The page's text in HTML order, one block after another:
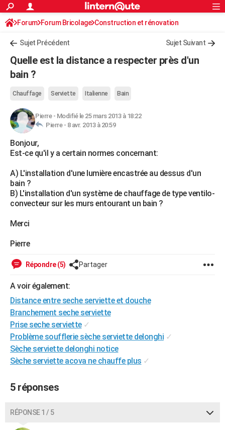
ACTUALITÉS
Politique
Société
Faits Divers
Education
Monde
Villes
+
Programme TV
TNTStreaming
Cinéma
Sorties cinéma
Musique
+FINANCE
Retraite
Impôts
Epargne
Immobilier
Risques naturels par ville
Banque
Assurance
Crédit
AUTO
Essais
Réserver un essai
Citadines
Berlines
SUV
Forum auto
HIGH-TECH
Mobiles
Meilleur smartphone
Internet
Ordinateurs
Jeux vidéo
Guide high-tech
BRICOLAGE
Forum
Aménagement intérieur
Extérieur
Cuisine
Salle de bains
Jardinage
Rangement
WEEK-END
Guides de France
Escapades
Patrimoine
Expositions
Musées
Week-end nature
+LIFESTYLE
Art de vivre
Bien-être
Loisirs
ModeModes de vie
SANTE
GUIDES D'ACHAT
CARTE DE VOEUX
Carte de Noël
Carte Bonne année
Carte Saint-Valentin
Carte Pâques
Carte d'anniversaire
DICTIONNAIRE
Dictionnaire
Biographies
Citations
Expressions
Proverbes
PROGRAMME TV
COPAINS D'AVANT
Rechercher
S'inscrire
Connexion
Forum Forum Bricolage Construction et rénovation
Sujet Précédent Sujet Suivant
Quelle est la distance a respecter près d'un
bain ?
Chauffage Serviette Italienne Bain
Pierre- Modifié le 25 mars 2013 à 18:22
Pierre - 8 avr. 2013 à 20:59
Bonjour,
Est-ce qu'il y a certain normes concernant:
A) L'installation d'une lumière encastrée au dessus d'un
bain ?
B) L'installation d'un système de chauffage de type ventilo-
convecteur sur les murs entourant un bain ?
Merci
Pierre
Répondre (5) Partager
A voir également:
Distance entre seche serviette et douche
Branchement seche serviette
Prise seche serviette ✓
Problème soufflerie sèche serviette delonghi ✓
Sèche serviette delonghi notice
Sèche serviette acova ne chauffe plus ✓
5 réponses
RÉPONSE 1 / 5